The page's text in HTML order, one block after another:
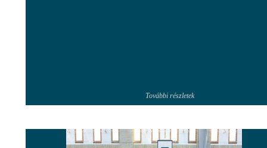
További részletek